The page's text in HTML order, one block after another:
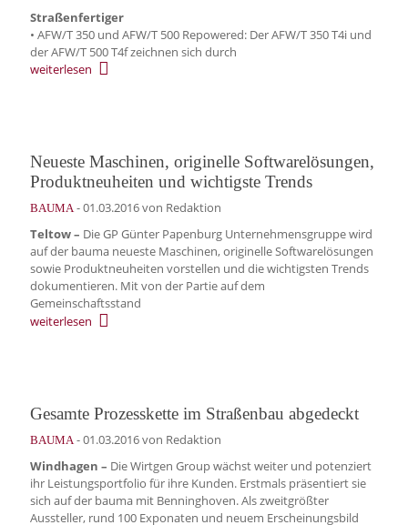
Straßenfertiger
• AFW/T 350 und AFW/T 500 Repowered: Der AFW/T 350 T4i und
der AFW/T 500 T4f zeichnen sich durch
weiterlesen
Neueste Maschinen, originelle Softwarelösungen,
Produktneuheiten und wichtigste Trends
BAUMA-01.03.2016von Redaktion
Teltow – Die GP Günter Papenburg Unternehmensgruppe wird
auf der bauma neueste Maschinen, originelle Softwarelösungen
sowie Produktneuheiten vorstellen und die wichtigsten Trends
dokumentieren. Mit von der Partie auf dem
Gemeinschaftsstand
weiterlesen
Gesamte Prozesskette im Straßenbau abgedeckt
BAUMA-01.03.2016von Redaktion
Windhagen – Die Wirtgen Group wächst weiter und potenziert
ihr Leistungsportfolio für ihre Kunden. Erstmals präsentiert sie
sich auf der bauma mit Benninghoven. Als zweitgrößter
Aussteller, rund 100 Exponaten und neuem Erscheinungsbild